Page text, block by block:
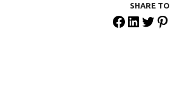
SHARE ΤΟ